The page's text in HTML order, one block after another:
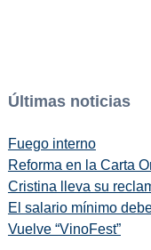
Últimas noticias
Fuego interno
Reforma en la Carta
Cristina lleva su
El salario mínimo
Vuelve “VinoFest”